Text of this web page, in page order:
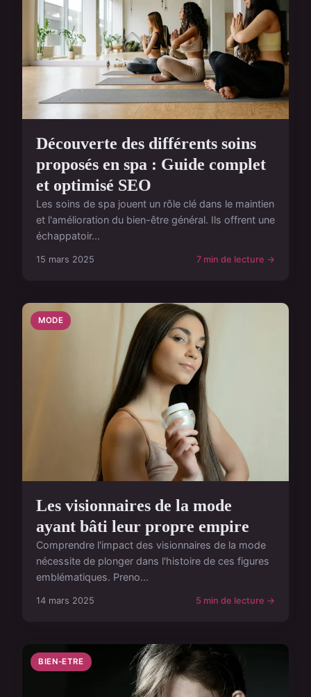
Découverte des différents soins
proposés en spa : Guide complet
et optimisé SEO
Les soins de spa jouent un rôle clé dans le maintien
et l'amélioration du bien-être général. Ils offrent une
échappatoir...
15 mars 2025 7 min de lecture →
MODE
Les visionnaires de la mode
ayant bâti leur propre empire
Comprendre l'impact des visionnaires de la mode
nécessite de plonger dans l'histoire de ces figures
emblématiques. Preno...
14 mars 2025 5 min de lecture →
BIEN-ETRE